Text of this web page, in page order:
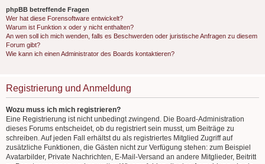
phpBB betreffende Fragen
Wer hat diese Forensoftware entwickelt?
Warum ist Funktion x oder y nicht enthalten?
An wen soll ich mich wenden, falls es Beschwerden oder juristische Anfragen zu diesem
Forum gibt?
Wie kann ich einen Administrator des Boards kontaktieren?
Registrierung und Anmeldung
Wozu muss ich mich registrieren?
Eine Registrierung ist nicht unbedingt zwingend. Die Board-Administration
dieses Forums entscheidet, ob du registriert sein musst, um Beiträge zu
schreiben. Auf jeden Fall erhältst du als registriertes Mitglied Zugriff auf
zusätzliche Funktionen, die Gästen nicht zur Verfügung stehen: zum Beispiel
Avatarbilder, Private Nachrichten, E-Mail-Versand an andere Mitglieder, Beitritt